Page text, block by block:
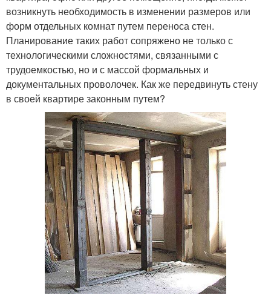
возникнуть необходимость в изменении размеров или
форм отдельных комнат путем переноса стен.
Планирование таких работ сопряжено не только с
технологическими сложностями, связанными с
трудоемкостью, но и с массой формальных и
документальных проволочек. Как же передвинуть стену
в своей квартире законным путем?